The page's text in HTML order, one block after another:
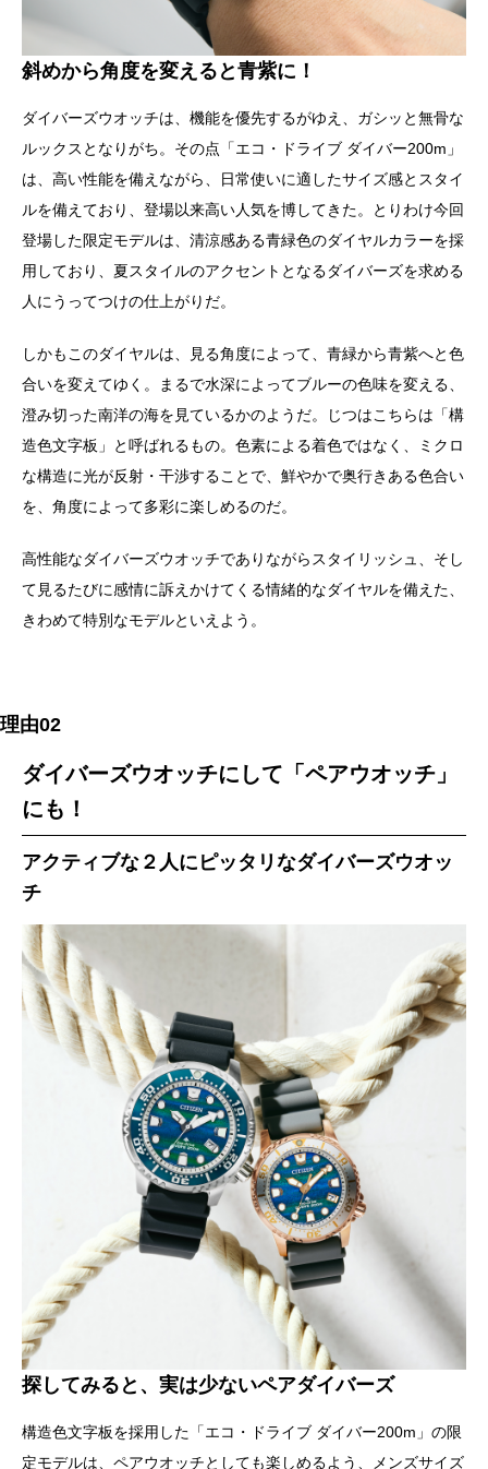
斜めから角度を変えると青紫に！
ダイバーズウオッチは、機能を優先するがゆえ、ガシッと無骨な
ルックスとなりがち。その点「エコ・ドライブ ダイバー200m」
は、高い性能を備えながら、日常使いに適したサイズ感とスタイ
ルを備えており、登場以来高い人気を博してきた。とりわけ今回
登場した限定モデルは、清涼感ある青緑色のダイヤルカラーを採
用しており、夏スタイルのアクセントとなるダイバーズを求める
人にうってつけの仕上がりだ。
しかもこのダイヤルは、見る角度によって、青緑から青紫へと色
合いを変えてゆく。まるで水深によってブルーの色味を変える、
澄み切った南洋の海を見ているかのようだ。じつはこちらは「構
造色文字板」と呼ばれるもの。色素による着色ではなく、ミクロ
な構造に光が反射・干渉することで、鮮やかで奥行きある色合い
を、角度によって多彩に楽しめるのだ。
高性能なダイバーズウオッチでありながらスタイリッシュ、そし
て見るたびに感情に訴えかけてくる情緒的なダイヤルを備えた、
きわめて特別なモデルといえよう。
理由02
ダイバーズウオッチにして「ペアウオッチ」
にも！
アクティブな２人にピッタリなダイバーズウオッ
チ
探してみると、実は少ないペアダイバーズ
構造色文字板を採用した「エコ・ドライブ ダイバー200m」の限
定モデルは、ペアウオッチとしても楽しめるよう、メンズサイズ